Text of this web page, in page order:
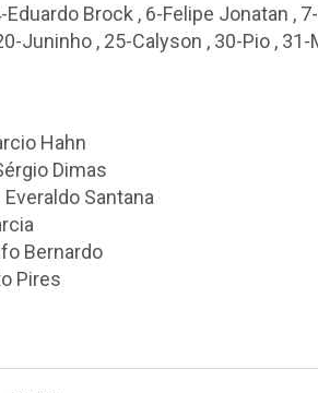
Eduardo Brock , 6-Felipe Jonatan ,
Juninho , 25-Calyson , 30-Pio , 31-
Hahn
Dimas
Everaldo Santana
Bernardo
Pires